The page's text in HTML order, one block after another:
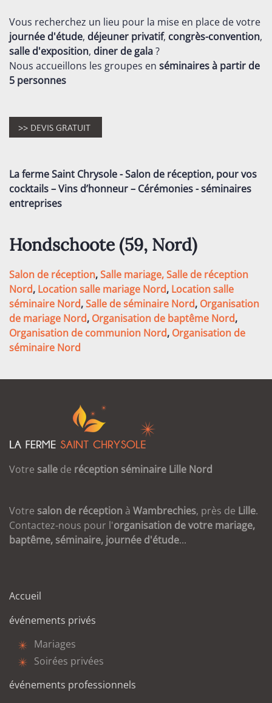
Vous recherchez un lieu pour la mise en place de votre
journée d'étude, déjeuner privatif, congrès-convention,
salle d'exposition, diner de gala?
Nous accueillons les groupes en séminairesà partir de
5 personnes
La ferme Saint Chrysole - Salon de réception, pour vos
cocktails – Vins d’honneur – Cérémonies - séminaires
entreprises
Hondschoote (59, Nord)
Salon de réception,Salle mariage,Salle de réception
Nord, Location salle mariage Nord, Location salle
séminaire Nord,Salle de séminaire Nord, Organisation
de mariage Nord, Organisation de baptême Nord,
Organisation de communion Nord, Organisation de
séminaire Nord
Votre salle de réception séminaire Lille Nord
Votre salon de réception à Wambrechies, près de Lille.
Contactez-nous pour l'organisation de votre mariage,
baptême, séminaire, journée d'étude...
Accueil
événements privés
Mariages
Soirées privées
événements professionnels